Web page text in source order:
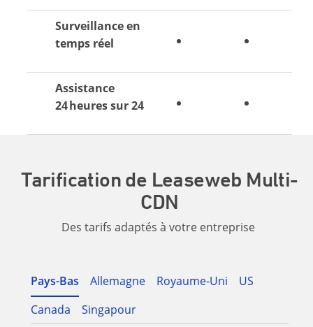
Surveillance en
temps réel
Assistance
24 heures sur 24
Tarification de Leaseweb Multi-
CDN
Des tarifs adaptés à votre entreprise
Pays-Bas Allemagne Royaume-Uni
US
Canada
Singapour